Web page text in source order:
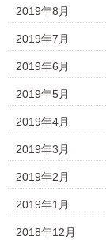
2019年8月
2019年7月
2019年6月
2019年5月
2019年4月
2019年3月
2019年2月
2019年1月
2018年12月